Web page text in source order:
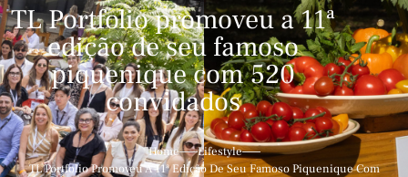
TL Portfolio promoveu a 11ª
edição de seu famoso
piquenique com 520
convidados
Home
Lifestyle
TL Portfolio Promoveu A 11ª Edição De Seu Famoso Piquenique Com